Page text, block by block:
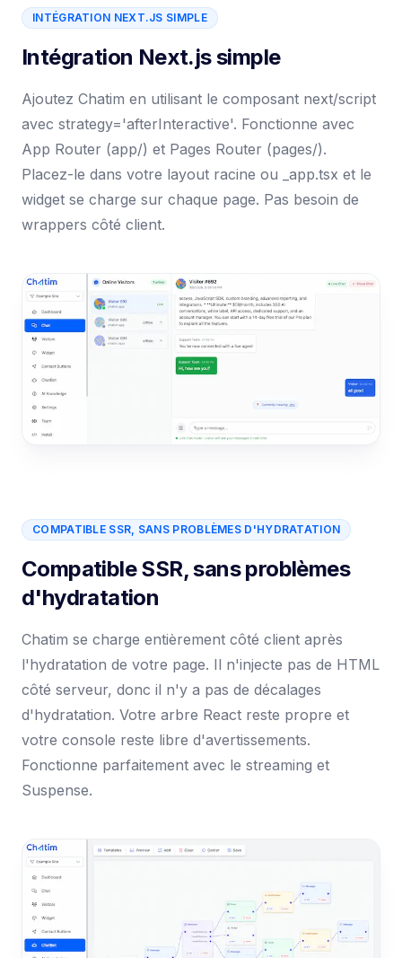
INTÉGRATION NEXT.JS SIMPLE
Intégration Next.js simple
Ajoutez Chatim en utilisant le composant next/script
avec strategy='afterInteractive'. Fonctionne avec
App Router (app/) et Pages Router (pages/).
Placez-le dans votre layout racine ou _app.tsx et le
widget se charge sur chaque page. Pas besoin de
wrappers côté client.
COMPATIBLE SSR, SANS PROBLÈMES D'HYDRATATION
Compatible SSR, sans problèmes
d'hydratation
Chatim se charge entièrement côté client après
l'hydratation de votre page. Il n'injecte pas de HTML
côté serveur, donc il n'y a pas de décalages
d'hydratation. Votre arbre React reste propre et
votre console reste libre d'avertissements.
Fonctionne parfaitement avec le streaming et
Suspense.